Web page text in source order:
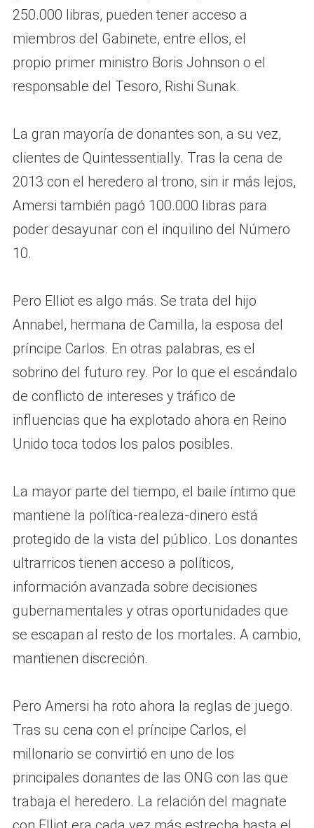
250.000 libras, pueden tener acceso a
miembros del Gabinete, entre ellos, el
propio primer ministro Boris Johnson o el
responsable del Tesoro, Rishi Sunak.
La gran mayoría de donantes son, a su vez,
clientes de Quintessentially. Tras la cena de
2013 con el heredero al trono, sin ir más lejos,
Amersi también pagó 100.000 libras para
poder desayunar con el inquilino del Número
10.
Pero Elliot es algo más. Se trata del hijo
Annabel, hermana de Camilla, la esposa del
príncipe Carlos. En otras palabras, es el
sobrino del futuro rey. Por lo que el escándalo
de conflicto de intereses y tráfico de
influencias que ha explotado ahora en Reino
Unido toca todos los palos posibles.
La mayor parte del tiempo, el baile íntimo que
mantiene la política-realeza-dinero está
protegido de la vista del público. Los donantes
ultrarricos tienen acceso a políticos,
información avanzada sobre decisiones
gubernamentales y otras oportunidades que
se escapan al resto de los mortales. A cambio,
mantienen discreción.
Pero Amersi ha roto ahora la reglas de juego.
Tras su cena con el príncipe Carlos, el
millonario se convirtió en uno de los
principales donantes de las ONG con las que
trabaja el heredero. La relación del magnate